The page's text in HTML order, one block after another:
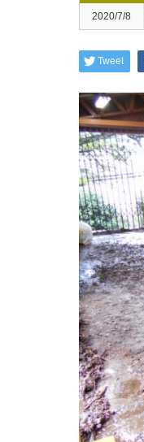
2020/7/8
Tweet